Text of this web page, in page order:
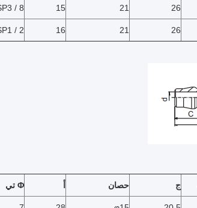
26
21
15
/ 8 "
26
21
16
/ 2 "
ج حصان Φ تي